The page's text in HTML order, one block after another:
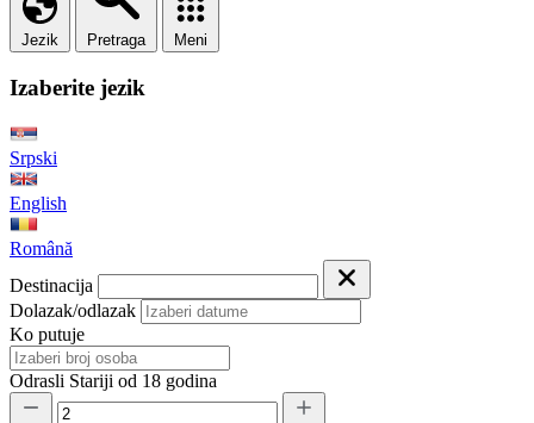
Jezik Pretraga Meni
Izaberite jezik
Srpski
English
Română
Destinacija
Dolazak/odlazak
Ko putuje
Odrasli Stariji od 18 godina